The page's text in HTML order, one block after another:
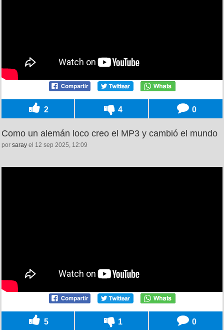
2 4 0
Como un alemán loco creo el MP3 y cambió el mundo
por saray el 12 sep 2025, 12:09
5 1 0